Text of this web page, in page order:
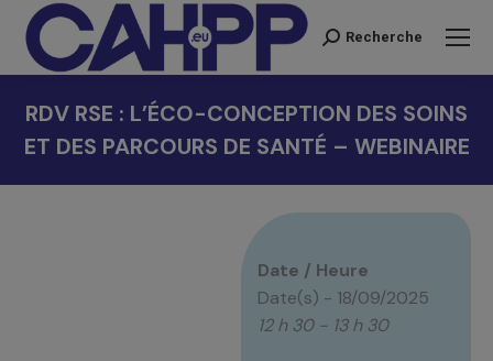
Recherche
Recherche
RDV RSE : L’ÉCO-CONCEPTION DES SOINS
ET DES PARCOURS DE SANTÉ – WEBINAIRE
Date / Heure
Date(s) - 18/09/2025
12 h 30 - 13 h 30